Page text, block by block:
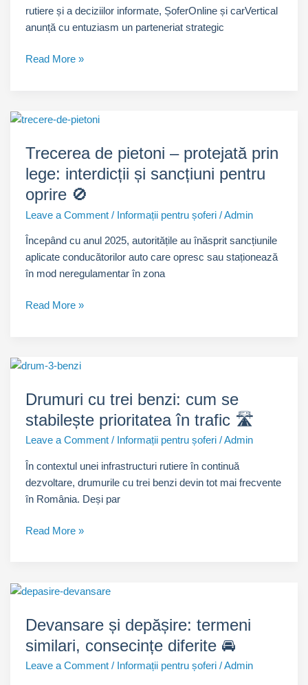
rutiere și a deciziilor informate, ȘoferOnline și carVertical
anunță cu entuziasm un parteneriat strategic
Parteneriat
🚗
Read More »
Trecerea de pietoni – protejată prin
lege: interdicții și sancțiuni pentru
oprire 🚫
Leave a Comment / Informații pentru șoferi /Admin
Începând cu anul 2025, autoritățile au înăsprit sancțiunile
aplicate conducătorilor auto care opresc sau staționează
în mod neregulamentar în zona
Trecerea
protejată
lege:
interdicții
și
pentru
oprire
🚫
Read More »
Drumuri cu trei benzi: cum se
stabilește prioritatea în trafic 🛣️
Leave a Comment / Informații pentru șoferi /Admin
În contextul unei infrastructuri rutiere în continuă
dezvoltare, drumurile cu trei benzi devin tot mai frecvente
în România. Deși par
Drumuri
cum
stabilește
prioritatea
în
Read More »
Devansare și depășire: termeni
similari, consecințe diferite 🚘
Leave a Comment / Informații pentru șoferi /Admin